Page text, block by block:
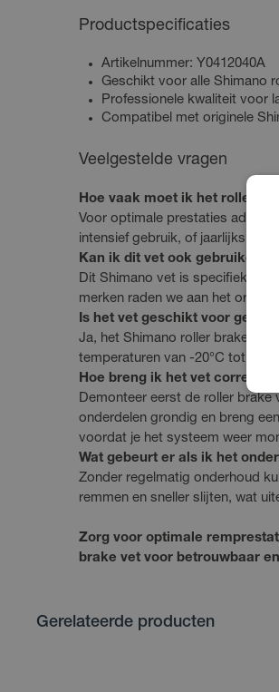
Productspecificaties
Artikelnummer: Y0412040A
Geschikt voor alle Shimano
Professionele kwaliteit voor
Compatibel met originele
Veelgestelde vragen
Hoe vaak moet ik het roller
Voor optimale prestaties
intensief gebruik, of jaarlijks bij
Kan ik dit vet ook gebruiken
Dit Shimano vet is specifiek
merken raden we aan het
Is het vet geschikt voor
Ja, het Shimano roller brake vet
temperaturen van -20°C tot
Hoe breng ik het vet correct
Demonteer eerst de roller brake
onderdelen grondig en breng
voordat je het systeem weer
Wat gebeurt er als ik het
Zonder regelmatig onderhoud
remmen en sneller slijten, wat
Zorg voor optimale
brake vet voor betrouwbaar
Gerelateerde producten